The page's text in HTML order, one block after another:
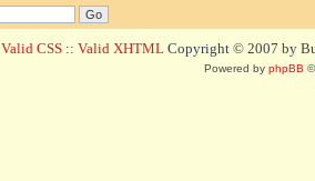
Valid CSS :: Valid XHTML Copyright © 2007 by
Powered by phpBB